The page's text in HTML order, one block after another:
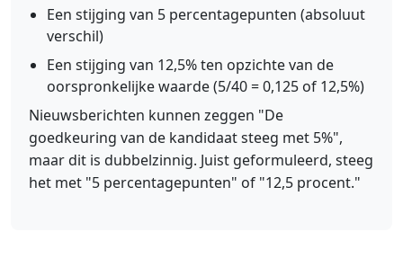
Een stijging van 5 percentagepunten (absoluut
verschil)
Een stijging van 12,5% ten opzichte van de
oorspronkelijke waarde (5/40 = 0,125 of 12,5%)
Nieuwsberichten kunnen zeggen "De
goedkeuring van de kandidaat steeg met 5%",
maar dit is dubbelzinnig. Juist geformuleerd, steeg
het met "5 percentagepunten" of "12,5 procent."